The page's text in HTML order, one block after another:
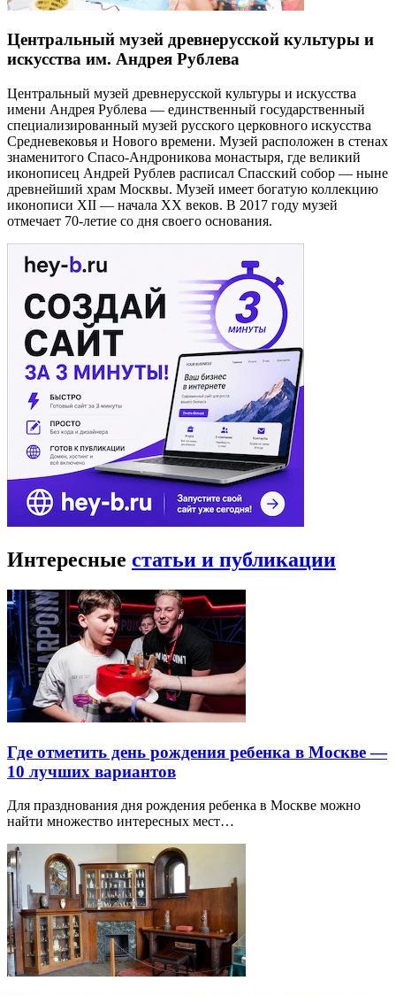
Центральный музей древнерусской культуры и
искусства им. Андрея Рублева
Центральный музей древнерусской культуры и искусства
имени Андрея Рублева — единственный государственный
специализированный музей русского церковного искусства
Средневековья и Нового времени. Музей расположен в стенах
знаменитого Спасо-Андроникова монастыря, где великий
иконописец Андрей Рублев расписал Спасский собор — ныне
древнейший храм Москвы. Музей имеет богатую коллекцию
иконописи XII — начала XX веков. В 2017 году музей
отмечает 70-летие со дня своего основания.
Интересные статьи и публикации
Где отметить день рождения ребенка в Москве —
10 лучших вариантов
Для празднования дня рождения ребенка в Москве можно
найти множество интересных мест…